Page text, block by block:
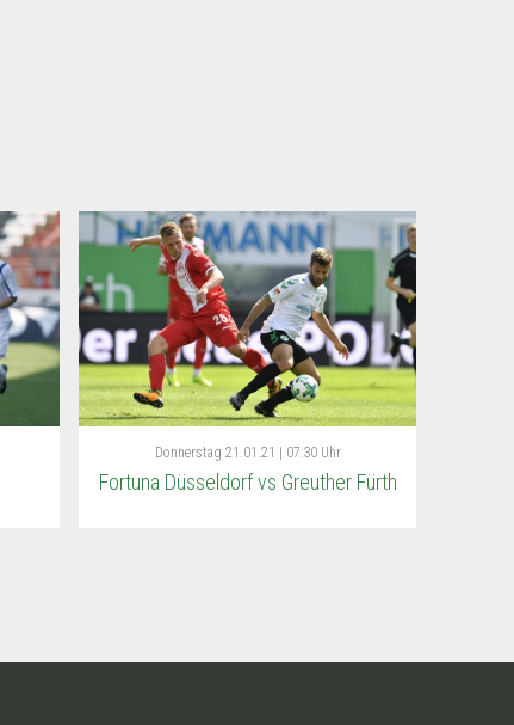
Donnerstag 21.01.21 | 07:30 Uhr
Fortuna Düsseldorf vs Greuther Fürth